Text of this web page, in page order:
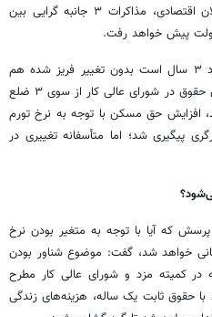
کالاهای اساسی و سایر موضوع‌های کلان اقتصادی، مذاکرات ۳ جانبه گرایی بین
دولت پیش خواهد رفت.
وی درباره حق مسکن کارگران که حدود ۳ سال است بدون تغییر فریز شده هم
گفت: سال گذشته تعیین درصد افزایش حقوق در شورای عالی کار از سوی ۳ ضلع
افزایش حق مسکن با توجه به نرخ تورم
پیگیری شد؛ اما متأسفانه تغییری در
که آیا با توجه به متغیر بودن نرخ
خواهد شد، گفت: موضوع شناور بودن
در کمیته مزد و شورای عالی کار مطرح
با حقوق ثابت یک ساله، هزینه‌های زندگی